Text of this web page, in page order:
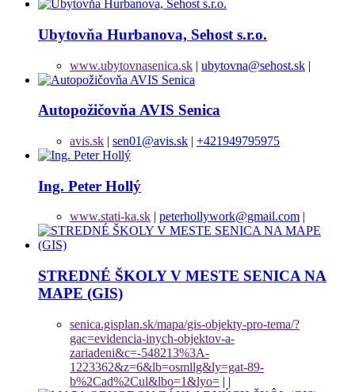
Ubytovňa Hurbanova, Sehost s.r.o.
www.ubytovnasenica.sk | ubytovna@sehost.sk |
Autopožičovňa AVIS Senica
avis.sk | sen01@avis.sk | +421949795975
Ing. Peter Hollý
www.stati-ka.sk peterhollywork@gmail.com
STREDNÉ ŠKOLY V MESTE SENICA NA
MAPE (GIS)
senica.gisplan.sk/mapa/gis-objekty-pro-tema/?
gac=evidencia-inych-objektov-a-
zariadeni&c=-548213%3A-
1223362&z=6&lb=osmllg&ly=gat-89-
b%2Cad%2Cul&lbo=1&lyo= | |